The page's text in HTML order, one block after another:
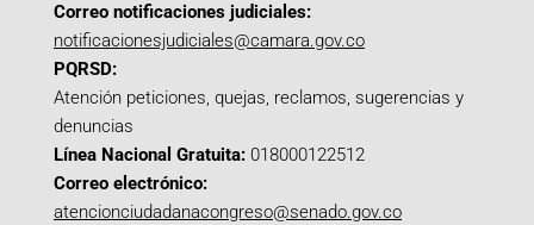
Correo notificaciones judiciales:
notificacionesjudiciales@camara.gov.co
PQRSD:
Atención peticiones, quejas, reclamos, sugerencias y
denuncias
Línea Nacional Gratuita: 018000122512
Correo electrónico:
atencionciudadanacongreso@senado.gov.co